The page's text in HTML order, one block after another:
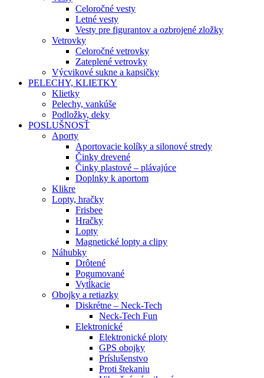
Celoročné vesty
Letné vesty
Vesty pre figurantov a ozbrojené zložky
Vetrovky
Celoročné vetrovky
Zateplené vetrovky
Výcvikové sukne a kapsičky
PELECHY, KLIETKY
Klietky
Pelechy, vankúše
Podložky, deky
POSLUŠNOSŤ
Aporty
Aportovacie kolíky a silonové stredy
Činky drevené
Činky plastové – plávajúce
Doplnky k aportom
Klikre
Lopty, hračky
Frisbee
Hračky
Lopty
Magnetické lopty a clipy
Náhubky
Drôtené
Pogumované
Vytĺkacie
Obojky a retiazky
Diskrétne – Neck-Tech
Neck-Tech Fun
Elektronické
Elektronické ploty
GPS obojky
Príslušenstvo
Proti štekaniu